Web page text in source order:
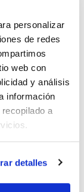
personalizar
de redes
web con
y análisis
información
a
detalles
son